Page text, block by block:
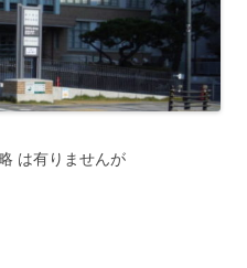
は有りませんが